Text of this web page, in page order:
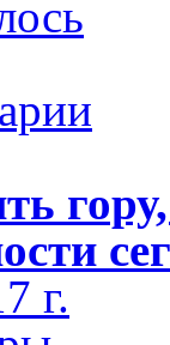
г.